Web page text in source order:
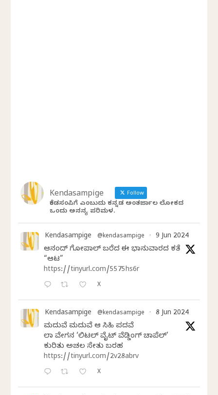
Kendasampige Follow
ಕೆಂಡಸಂಪಿಗೆ ಎಂಬುದು ಕನ್ನಡ ಅಂತರ್ಜಾಲ ಲೋಕದ
ಒಂದು ಅನನ್ಯ ಪರಿಮಳ.
Kendasampige @kendasampige · 9 Jun 2024
ಆನಂದ್‌ ಗೋಪಾಲ್‌ ಬರೆದ ಈ ಭಾನುವಾರದ ಕತೆ
“ಆಟ”
https://tinyurl.com/5575hs6r
X
Kendasampige @kendasampige · 8 Jun 2024
ಮದುವೆ ಮದುವೆ ಆ ಸಿಹಿ ಪದವೆ
ಲಾಸ್‌ ವೇಗಸ್‌ನ ‘ಲಿಟಲ್ ವೈಟ್ ವೆಡ್ಡಿಂಗ್ ಚಾಪೆಲ್’
ಕುರಿತು ಅಚಲ ಸೇತು ಬರಹ
https://tinyurl.com/2v28abrv
X